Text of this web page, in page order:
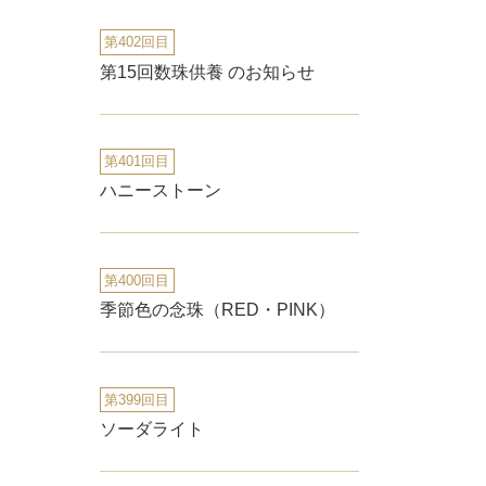
第402回目
第15回数珠供養 のお知らせ
第401回目
ハニーストーン
第400回目
季節色の念珠（RED・PINK）
第399回目
ソーダライト